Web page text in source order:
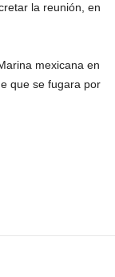
la reunión, en
mexicana en
que se fugara por